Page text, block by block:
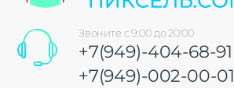
Звоните с 9:00 до 20:00
+7(949)-404-68-91
+7(949)-002-00-01